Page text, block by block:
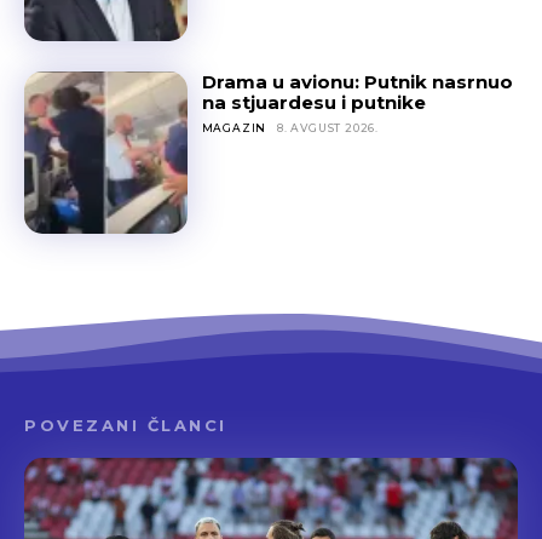
Drama u avionu: Putnik nasrnuo
na stjuardesu i putnike
MAGAZIN 8. AVGUST 2026.
POVEZANI ČLANCI